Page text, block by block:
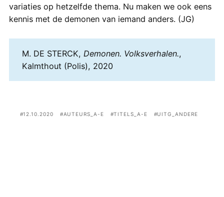
variaties op hetzelfde thema. Nu maken we ook eens
kennis met de demonen van iemand anders. (JG)
M. DE STERCK, Demonen. Volksverhalen.,
Kalmthout (Polis), 2020
12.10.2020 AUTEURS_A-E TITELS_A-E UITG_ANDERE